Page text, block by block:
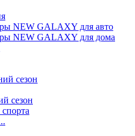
NEW GALAXY для авто
NEW GALAXY для дома
сезон
сезон